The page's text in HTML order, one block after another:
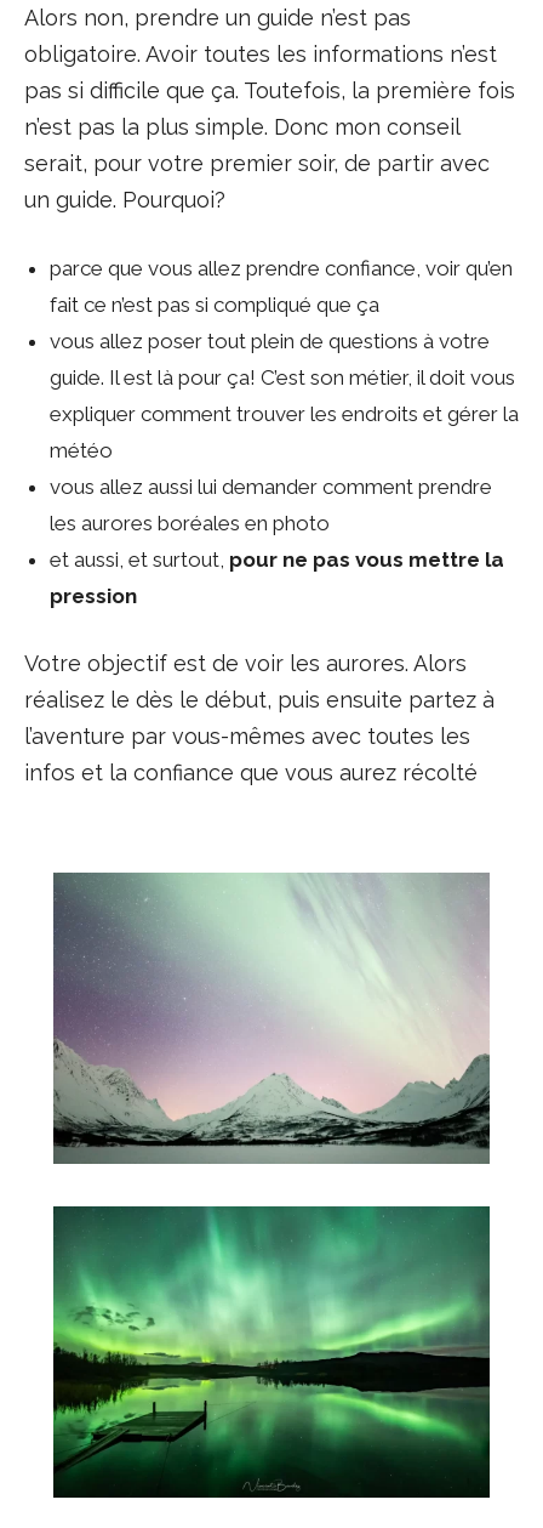
Alors non, prendre un guide n’est pas
obligatoire. Avoir toutes les informations n’est
pas si difficile que ça. Toutefois, la première fois
n’est pas la plus simple. Donc mon conseil
serait, pour votre premier soir, de partir avec
un guide. Pourquoi?
parce que vous allez prendre confiance, voir qu’en
fait ce n’est pas si compliqué que ça
vous allez poser tout plein de questions à votre
guide. Il est là pour ça! C’est son métier, il doit vous
expliquer comment trouver les endroits et gérer la
météo
vous allez aussi lui demander comment prendre
les aurores boréales en photo
et aussi, et surtout, pour ne pas vous mettre la
pression
Votre objectif est de voir les aurores. Alors
réalisez le dès le début, puis ensuite partez à
l’aventure par vous-mêmes avec toutes les
infos et la confiance que vous aurez récolté